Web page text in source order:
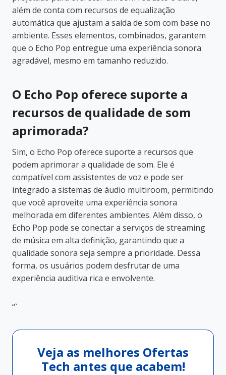
além de conta com recursos de equalização
automática que ajustam a saída de som com base no
ambiente. Esses elementos, combinados, garantem
que o Echo Pop entregue uma experiência sonora
agradável, mesmo em tamanho reduzido.
O Echo Pop oferece suporte a
recursos de qualidade de som
aprimorada?
Sim, o Echo Pop oferece suporte a recursos que
podem aprimorar a qualidade de som. Ele é
compatível com assistentes de voz e pode ser
integrado a sistemas de áudio multiroom, permitindo
que você aproveite uma experiência sonora
melhorada em diferentes ambientes. Além disso, o
Echo Pop pode se conectar a serviços de streaming
de música em alta definição, garantindo que a
qualidade sonora seja sempre a prioridade. Dessa
forma, os usuários podem desfrutar de uma
experiência auditiva rica e envolvente.
“`
Veja as melhores Ofertas
Tech antes que acabem!